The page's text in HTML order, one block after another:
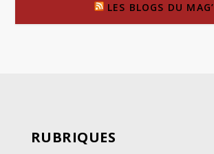
LES BLOGS DU MAG’
RUBRIQUES